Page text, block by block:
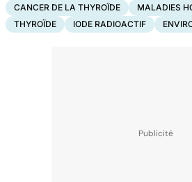
CANCER DE LA THYROÏDE
MALADIES
THYROÏDE
IODE RADIOACTIF